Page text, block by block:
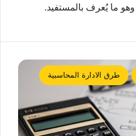
وهو ما يُعرف بالمستفيد.
طرق الادارة المحاسبية